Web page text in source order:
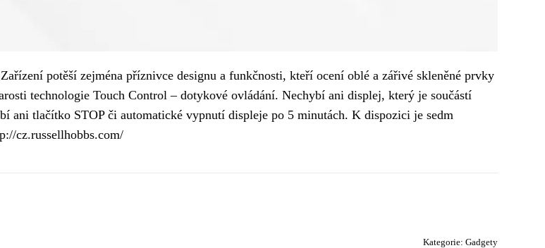
potěší zejména příznivce designu a funkčnosti, kteří ocení oblé a zářivé skleněné prvky
technologie Touch Control – dotykové ovládání. Nechybí ani displej, který je součástí
ani tlačítko STOP či automatické vypnutí displeje po 5 minutách. K dispozici je sedm
cz.russellhobbs.com/
Kategorie: Gadgety